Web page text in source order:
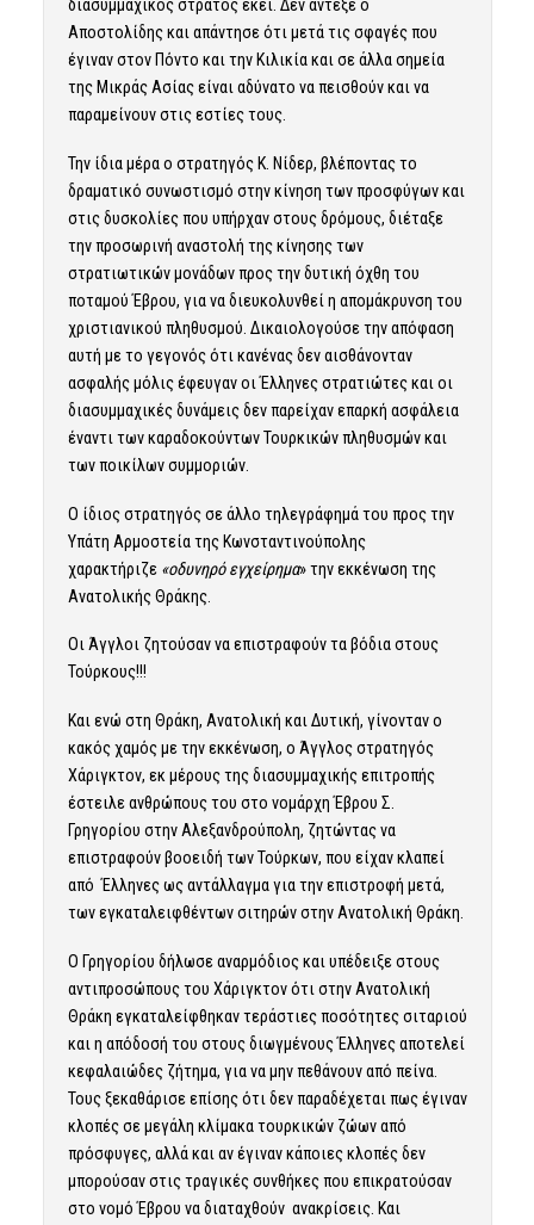
διασυμμαχικός στρατός εκεί. Δεν άντεξε ο
Αποστολίδης και απάντησε ότι μετά τις σφαγές που
έγιναν στον Πόντο και την Κιλικία και σε άλλα σημεία
της Μικράς Ασίας είναι αδύνατο να πεισθούν και να
παραμείνουν στις εστίες τους.
Την ίδια μέρα ο στρατηγός Κ. Νίδερ, βλέποντας το
δραματικό συνωστισμό στην κίνηση των προσφύγων και
στις δυσκολίες που υπήρχαν στους δρόμους, διέταξε
την προσωρινή αναστολή της κίνησης των
στρατιωτικών μονάδων προς την δυτική όχθη του
ποταμού Έβρου, για να διευκολυνθεί η απομάκρυνση του
χριστιανικού πληθυσμού. Δικαιολογούσε την απόφαση
αυτή με το γεγονός ότι κανένας δεν αισθάνονταν
ασφαλής μόλις έφευγαν οι Έλληνες στρατιώτες και οι
διασυμμαχικές δυνάμεις δεν παρείχαν επαρκή ασφάλεια
έναντι των καραδοκούντων Τουρκικών πληθυσμών και
των ποικίλων συμμοριών.
Ο ίδιος στρατηγός σε άλλο τηλεγράφημά του προς την
Υπάτη Αρμοστεία της Κωνσταντινούπολης
χαρακτήριζε «οδυνηρό εγχείρημα» την εκκένωση της
Ανατολικής Θράκης.
Οι Άγγλοι ζητούσαν να επιστραφούν τα βόδια στους
Τούρκους!!!
Και ενώ στη Θράκη, Ανατολική και Δυτική, γίνονταν ο
κακός χαμός με την εκκένωση, ο Άγγλος στρατηγός
Χάριγκτον, εκ μέρους της διασυμμαχικής επιτροπής
έστειλε ανθρώπους του στο νομάρχη Έβρου Σ.
Γρηγορίου στην Αλεξανδρούπολη, ζητώντας να
επιστραφούν βοοειδή των Τούρκων, που είχαν κλαπεί
από Έλληνες ως αντάλλαγμα για την επιστροφή μετά,
των εγκαταλειφθέντων σιτηρών στην Ανατολική Θράκη.
Ο Γρηγορίου δήλωσε αναρμόδιος και υπέδειξε στους
αντιπροσώπους του Χάριγκτον ότι στην Ανατολική
Θράκη εγκαταλείφθηκαν τεράστιες ποσότητες σιταριού
και η απόδοσή του στους διωγμένους Έλληνες αποτελεί
κεφαλαιώδες ζήτημα, για να μην πεθάνουν από πείνα.
Τους ξεκαθάρισε επίσης ότι δεν παραδέχεται πως έγιναν
κλοπές σε μεγάλη κλίμακα τουρκικών ζώων από
πρόσφυγες, αλλά και αν έγιναν κάποιες κλοπές δεν
μπορούσαν στις τραγικές συνθήκες που επικρατούσαν
στο νομό Έβρου να διαταχθούν ανακρίσεις. Και